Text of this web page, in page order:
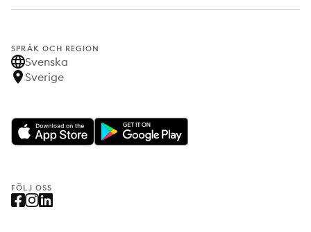
SPRÅK OCH REGION
Svenska
Sverige
FÖLJ OSS